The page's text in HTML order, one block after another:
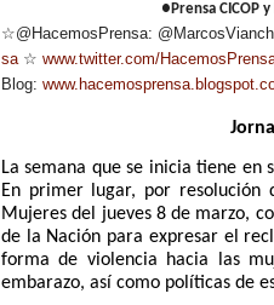
●Prensa CICOP
☆@HacemosPrensa:
sa☆ www.twitter.com/HacemosPr
Blog: www.hacemosprensa.blogsp
La semana que se inicia tiene en
En primer lugar, por resolución
Mujeres del jueves 8 de marzo,
de la Nación para expresar el
forma de violencia hacia las
embarazo, así como políticas de